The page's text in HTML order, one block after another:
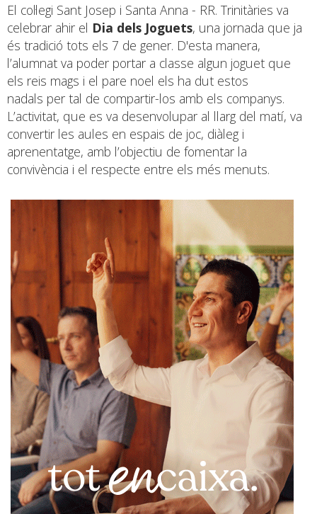
El col·legi Sant Josep i Santa Anna - RR. Trinitàries va
celebrar ahir el Dia dels Joguets, una jornada que ja
és tradició tots els 7 de gener. D'esta manera,
l’alumnat va poder portar a classe algun joguet que
els reis mags i el pare noel els ha dut estos
nadals per tal de compartir-los amb els companys.
L’activitat, que es va desenvolupar al llarg del matí, va
convertir les aules en espais de joc, diàleg i
aprenentatge, amb l’objectiu de fomentar la
convivència i el respecte entre els més menuts.